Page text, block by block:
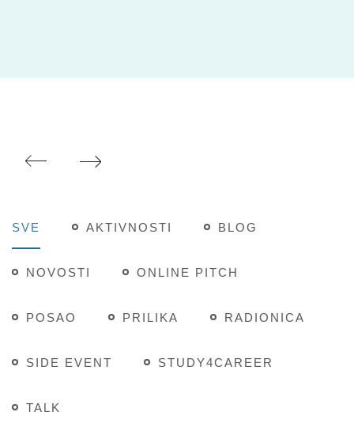
SVE AKTIVNOSTI BLOG
NOVOSTI ONLINE PITCH
POSAO PRILIKA RADIONICA
SIDE EVENT STUDY4CAREER
TALK